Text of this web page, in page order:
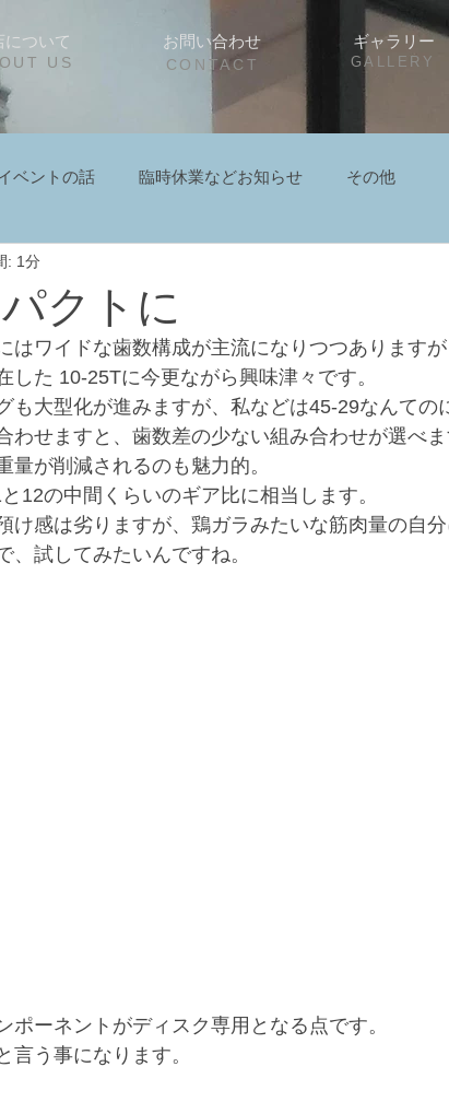
について お問い合わせ ギャラリー
US GALLERY
CONTACT
ベントの話 臨時休業などお知らせ その他
クトに
: 1分
はワイドな歯数構成が主流になりつつありますが
した 10-25Tに今更ながら興味津々です。
も大型化が進みますが、私などは45-29なんての
わせますと、歯数差の少ない組み合わせが選べ
量が削減されるのも魅力的。
12の中間くらいのギア比に相当します。
け感は劣りますが、鶏ガラみたいな筋肉量の自
、試してみたいんですね。
ポーネントがディスク専用となる点です。
言う事になります。